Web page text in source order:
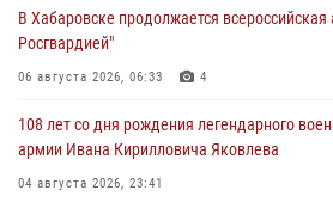
В Хабаровске продолжается
Росгвардией"
06 августа 2026, 06:33 4
108 лет со дня рождения легендарного
армии Ивана Кирилловича Яковлева
04 августа 2026, 23:41